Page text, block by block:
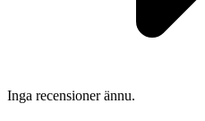
Inga recensioner ännu.